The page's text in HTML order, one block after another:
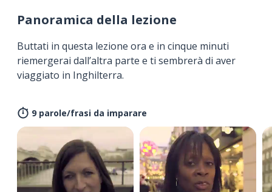
Panoramica della lezione
Buttati in questa lezione ora e in cinque minuti
riemergerai dall’altra parte e ti sembrerà di aver
viaggiato in Inghilterra.
9 parole/frasi da imparare